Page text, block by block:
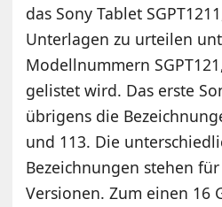
das Sony Tablet
Unterlagen zu urteilen
Modellnummern
gelistet wird. Das erste
übrigens die
und 113. Die
Bezeichnungen stehen
Versionen. Zum einen 16